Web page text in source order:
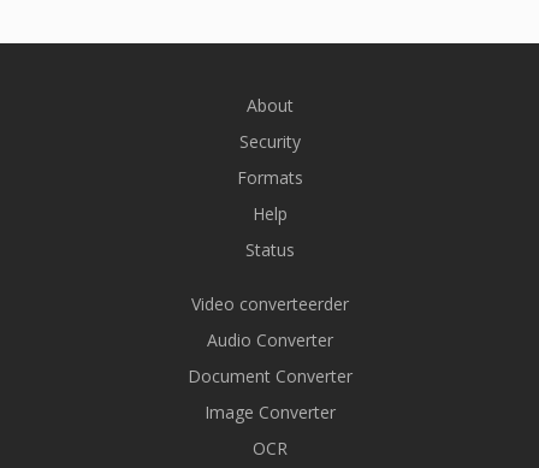
About
Security
Formats
Help
Status
Video converteerder
Audio Converter
Document Converter
Image Converter
OCR